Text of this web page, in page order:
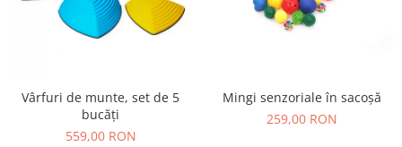
Mingi terapeutice
Module din burete
Recunoasterea formelor
Vârfuri de munte, set de 5
bucăți
559,00 RON
Mingi senzoriale în sacoșă
259,00 RON